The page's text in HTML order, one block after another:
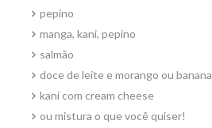
pepino
manga, kani, pepino
salmão
doce de leite e morango ou banana
kani com cream cheese
ou mistura o que você quiser!